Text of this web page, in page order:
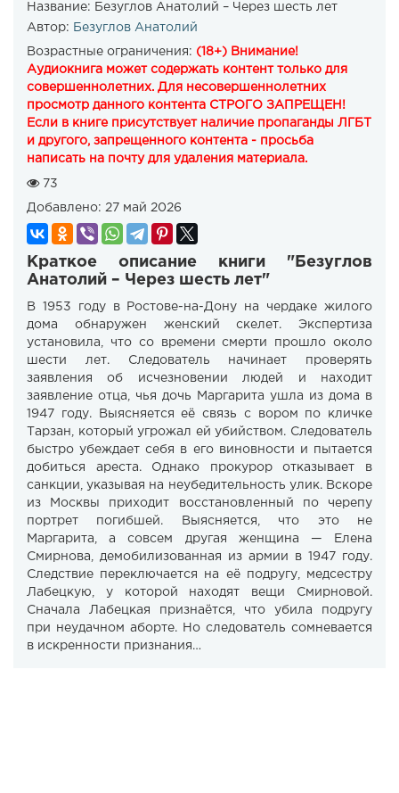
Название: Безуглов Анатолий – Через шесть лет
Автор: Безуглов Анатолий
Возрастные ограничения: (18+) Внимание!
Аудиокнига может содержать контент только для
совершеннолетних. Для несовершеннолетних
просмотр данного контента СТРОГО ЗАПРЕЩЕН!
Если в книге присутствует наличие пропаганды ЛГБТ
и другого, запрещенного контента - просьба
написать на почту для удаления материала.
73
Добавлено: 27 май 2026
Краткое описание книги "Безуглов
Анатолий – Через шесть лет"
В 1953 году в Ростове-на-Дону на чердаке жилого
дома обнаружен женский скелет. Экспертиза
установила, что со времени смерти прошло около
шести лет. Следователь начинает проверять
заявления об исчезновении людей и находит
заявление отца, чья дочь Маргарита ушла из дома в
1947 году. Выясняется её связь с вором по кличке
Тарзан, который угрожал ей убийством. Следователь
быстро убеждает себя в его виновности и пытается
добиться ареста. Однако прокурор отказывает в
санкции, указывая на неубедительность улик. Вскоре
из Москвы приходит восстановленный по черепу
портрет погибшей. Выясняется, что это не
Маргарита, а совсем другая женщина — Елена
Смирнова, демобилизованная из армии в 1947 году.
Следствие переключается на её подругу, медсестру
Лабецкую, у которой находят вещи Смирновой.
Сначала Лабецкая признаётся, что убила подругу
при неудачном аборте. Но следователь сомневается
в искренности признания…